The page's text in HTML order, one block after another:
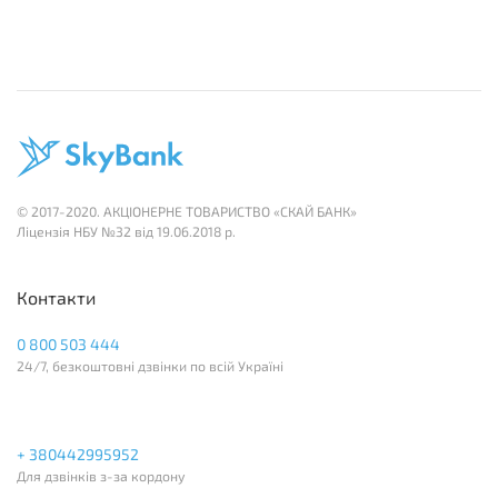
© 2017-2020. АКЦІОНЕРНЕ ТОВАРИСТВО «СКАЙ БАНК»
Лiцензія НБУ №32 вiд 19.06.2018 р.
Контакти
0 800 503 444
24/7, безкоштовні дзвінки по всій Україні
+ 380442995952
Для дзвінків з-за кордону